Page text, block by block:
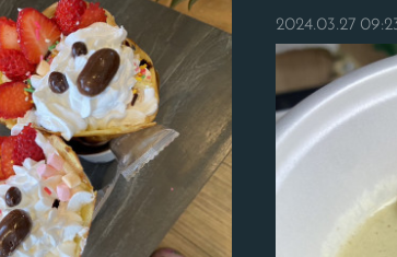
2024.03.27